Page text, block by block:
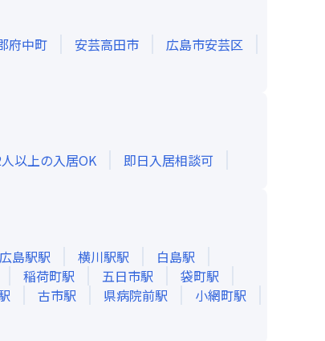
府中町 安芸高田市
広島市安芸区
以上の入居OK 即日入居相談可
広島駅駅 横川駅駅 白島駅
稲荷町駅 五日市駅 袋町駅
古市駅 県病院前駅 小網町駅